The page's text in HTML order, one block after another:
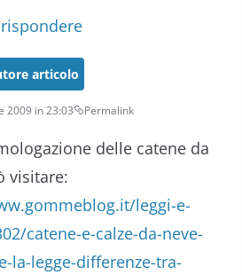
articolo
2009 in 23:03 Permalink
delle catene da
visitare:
leggi-e-
catene-e-calze-da-neve-
la-legge-differenze-tra-